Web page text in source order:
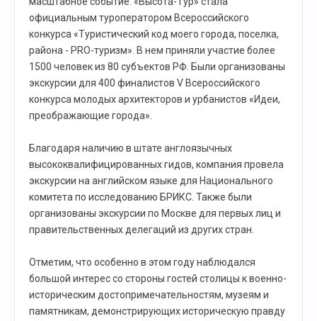
официальным туроператором Всероссийского
конкурса «Туристический код моего города, поселка,
района - PRO-туризм». В нем приняли участие более
1500 человек из 80 субъектов РФ. Были организованы
экскурсии для 400 финалистов V Всероссийского
конкурса молодых архитекторов и урбанистов «Идеи,
преображающие города».
Благодаря наличию в штате англоязычных
высококвалифицированных гидов, компания провела
экскурсии на английском языке для Национального
комитета по исследованию БРИКС. Также были
организованы экскурсии по Москве для первых лиц и
правительственных делегаций из других стран.
Отметим, что особенно в этом году наблюдался
большой интерес со стороны гостей столицы к военно-
историческим достопримечательностям, музеям и
памятникам, демонстрирующих историческую правду